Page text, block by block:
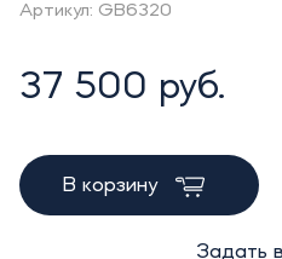
Артикул: GB6320
37 500 руб.
В корзину
Задать